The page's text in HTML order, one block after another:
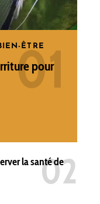
ÊTRE
pour
la santé de